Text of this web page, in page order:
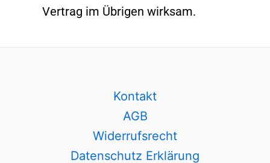
Vertrag im Übrigen wirksam.
Kontakt
AGB
Widerrufsrecht
Datenschutz Erklärung